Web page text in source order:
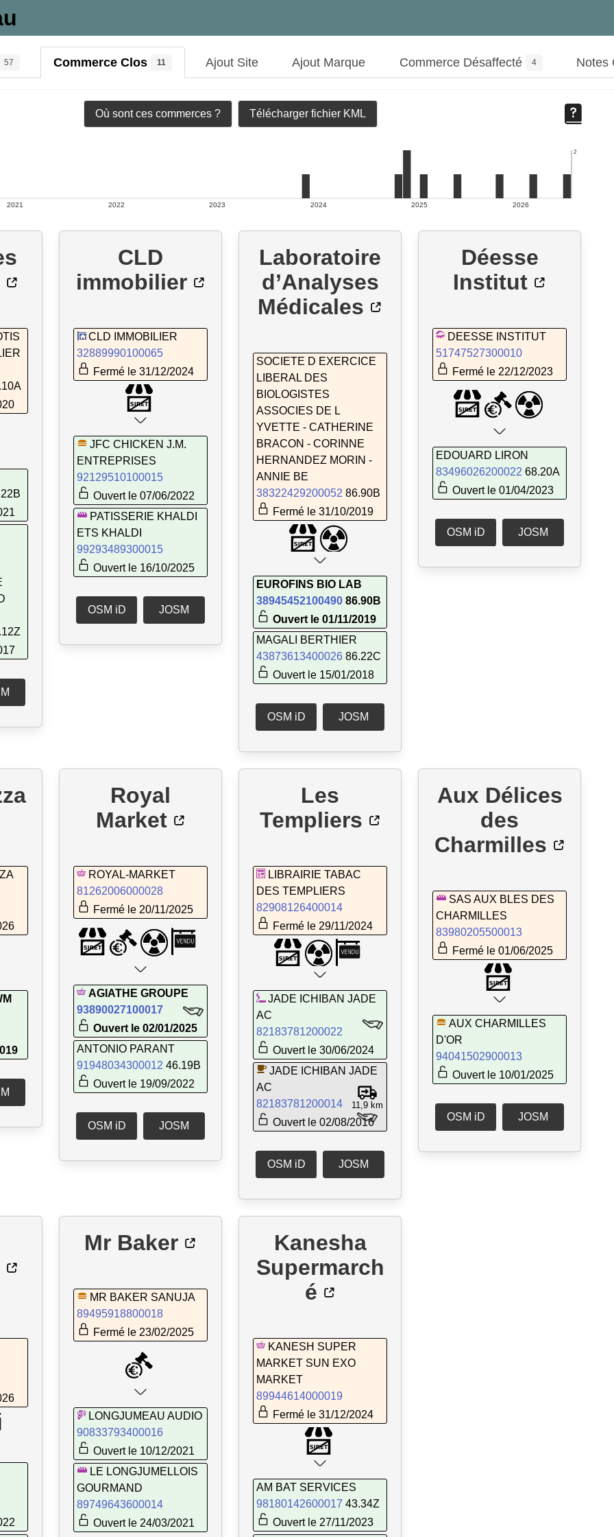
57 Commerce Clos 11 Ajout Site Ajout Marque Commerce Désaffecté 4 Notes
Où sont ces commerces ? Télécharger fichier KML
2
2021 2022 2023 2024 2025 2026
CLD
immobilier
CLD IMMOBILIER
32889990100065
Fermé le 31/12/2024
JFC CHICKEN J.M.
ENTREPRISES
92129510100015
Ouvert le 07/06/2022
PATISSERIE KHALDI
ETS KHALDI
99293489300015
Ouvert le 16/10/2025
OSM iD JOSM
Laboratoire
d’Analyses
Médicales
SOCIETE D EXERCICE
LIBERAL DES
BIOLOGISTES
ASSOCIES DE L
YVETTE - CATHERINE
BRACON - CORINNE
HERNANDEZ MORIN -
ANNIE BE
38322429200052 86.90B
Fermé le 31/10/2019
EUROFINS BIO LAB
38945452100490 86.90B
Ouvert le 01/11/2019
MAGALI BERTHIER
43873613400026 86.22C
Ouvert le 15/01/2018
OSM iD JOSM
Déesse
Institut
DEESSE INSTITUT
51747527300010
Fermé le 22/12/2023
EDOUARD LIRON
83496026200022 68.20A
Ouvert le 01/04/2023
OSM iD JOSM
Royal
Market
ROYAL-MARKET
81262006000028
Fermé le 20/11/2025
AGIATHE GROUPE
93890027100017
Ouvert le 02/01/2025
ANTONIO PARANT
91948034300012 46.19B
Ouvert le 19/09/2022
OSM iD JOSM
Les
Templiers
LIBRAIRIE TABAC
DES TEMPLIERS
82908126400014
Fermé le 29/11/2024
JADE ICHIBAN JADE
AC
82183781200022
Ouvert le 30/06/2024
JADE ICHIBAN JADE
AC
82183781200014
Ouvert le 02/08/2016
11,9 km
OSM iD JOSM
Aux Délices
des
Charmilles
SAS AUX BLES DES
CHARMILLES
83980205500013
Fermé le 01/06/2025
AUX CHARMILLES
D'OR
94041502900013
Ouvert le 10/01/2025
OSM iD JOSM
Mr Baker
MR BAKER SANUJA
89495918800018
Fermé le 23/02/2025
LONGJUMEAU AUDIO
90833793400016
Ouvert le 10/12/2021
LE LONGJUMELLOIS
GOURMAND
89749643600014
Ouvert le 24/03/2021
Kanesha
Supermarch
é
KANESH SUPER
MARKET SUN EXO
MARKET
89944614000019
Fermé le 31/12/2024
AM BAT SERVICES
98180142600017 43.34Z
Ouvert le 27/11/2023